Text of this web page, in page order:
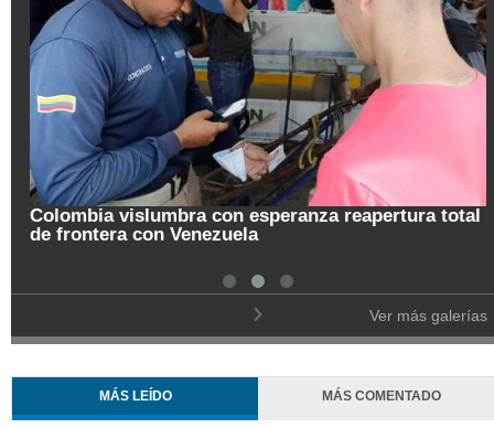
Colombia vislumbra con esperanza reapertura total
de frontera con Venezuela
Ver más galerías
MÁS LEÍDO MÁS COMENTADO